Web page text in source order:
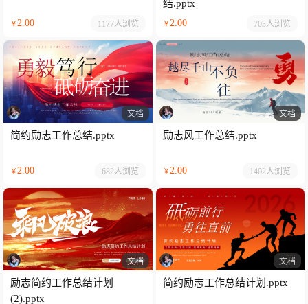
￥2.00 1177人浏览
结.pptx
￥2.00 703人浏览
文档
简约励志工作总结.pptx
￥2.00 682人浏览
文档
励志风工作总结.pptx
￥2.00 1402人浏览
文档
励志简约工作总结计划
(2).pptx
文档
简约励志工作总结计划.pptx